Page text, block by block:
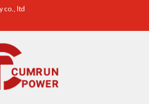
co., ltd